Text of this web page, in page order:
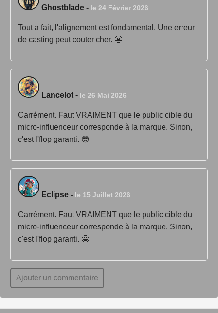
Ghostblade - le 24 Février 2026
Tout a fait, l'alignement est fondamental. Une erreur
de casting peut couter cher. 😬
Lancelot - le 26 Mai 2026
Carrément. Faut VRAIMENT que le public cible du
micro-influenceur corresponde à la marque. Sinon,
c'est l'flop garanti. 😎
Eclipse - le 15 Juillet 2026
Carrément. Faut VRAIMENT que le public cible du
micro-influenceur corresponde à la marque. Sinon,
c'est l'flop garanti. 🤩
Ajouter un commentaire